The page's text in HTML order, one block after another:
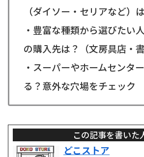
（ダイソー・セリアなど）
・豊富な種類から選びたい
の購入先は？（文房具店・書
・スーパーやホームセンタ
る？意外な穴場をチェック
この記事を書いた
どこストア